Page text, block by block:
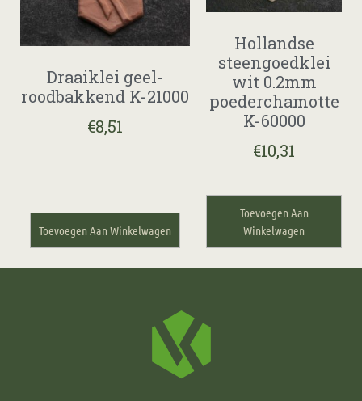
Draaiklei geel-
roodbakkend K-21000
€8,51
Toevoegen Aan Winkelwagen
Hollandse
steengoedklei
wit 0.2mm
poederchamotte
K-60000
€10,31
Toevoegen Aan
Winkelwagen